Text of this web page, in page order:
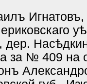
дер.
за № 409 на